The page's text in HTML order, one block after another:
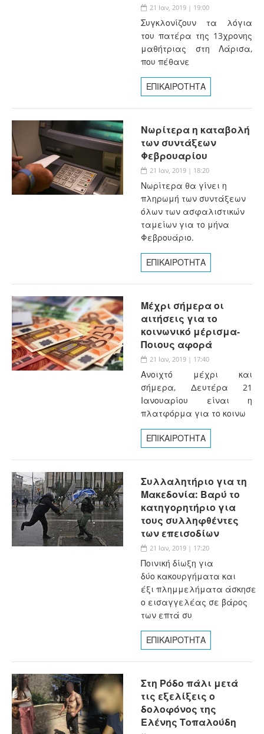
21 Ιαν, 2019 | 19:00
Συγκλονίζουν τα λόγια
του πατέρα της 13χρονης
μαθήτριας στη Λάρισα,
που πέθανε
ΕΠΙΚΑΙΡΟΤΗΤΑ
Νωρίτερα η καταβολή
των συντάξεων
Φεβρουαρίου
21 Ιαν, 2019 | 18:20
Νωρίτερα θα γίνει η
πληρωμή των συντάξεων
όλων των ασφαλιστικών
ταμείων για το μήνα
Φεβρουάριο.
ΕΠΙΚΑΙΡΟΤΗΤΑ
Μέχρι σήμερα οι
αιτήσεις για το
κοινωνικό μέρισμα-
Ποιους αφορά
21 Ιαν, 2019 | 17:40
Ανοιχτό μέχρι και
σήμερα, Δευτέρα 21
Ιανουαρίου είναι η
πλατφόρμα για το κοινω
ΕΠΙΚΑΙΡΟΤΗΤΑ
Συλλαλητήριο για τη
Μακεδονία: Βαρύ το
κατηγορητήριο για
τους συλληφθέντες
των επεισοδίων
21 Ιαν, 2019 | 17:20
Ποινική δίωξη για
δύο κακουργήματα και
έξι πλημμελήματα άσκησε
ο εισαγγελέας σε βάρος
των επτά συ
ΕΠΙΚΑΙΡΟΤΗΤΑ
Στη Ρόδο πάλι μετά
τις εξελίξεις ο
δολοφόνος της
Ελένης Τοπαλούδη